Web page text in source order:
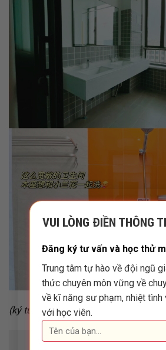
VUI LÒNG ĐIỀN THÔNG
Đăng ký tư vấn và học thử
Trung tâm tự hào về đội ngũ
thức chuyên môn vững về
về kĩ năng sư phạm, nhiệt tình
với học viên.
(ký túc xá rộng rãi thoáng mát, sạch
(thư viện trường)